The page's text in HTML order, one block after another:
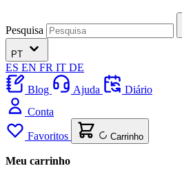
Pesquisa
PT
ES EN FR IT DE
Blog
Ajuda
Diário
Conta
Favoritos Carrinho
Meu carrinho